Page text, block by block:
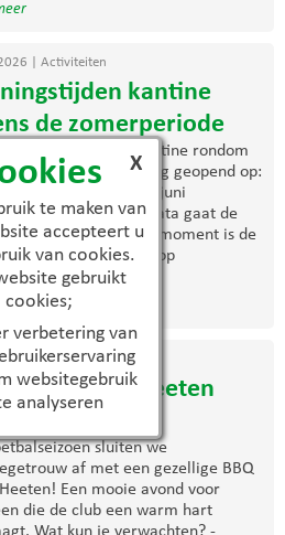
te maken van
accepteert u
van cookies.
gebruikt
cookies;
verbetering van
websitegebruik
analyseren
X
Activiteiten
kantine
de zomerperiode
weken is de kantine rondom
en wedstrijden nog geopend op:
3 juni Zaterdag 6 juni
10 juni Na deze data gaat de
in. Vanaf dat moment is de
uitsluitend geopend op
Wij ...
| Activiteiten
BBQ bij S.V. Heeten
sluiten we
af met een gezellige BBQ
Een mooie avond voor
die de club een warm hart
Wat kun je verwachten? -